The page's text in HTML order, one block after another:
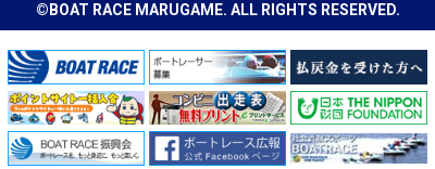
©BOAT RACE MARUGAME. ALL RIGHTS RESERVED.